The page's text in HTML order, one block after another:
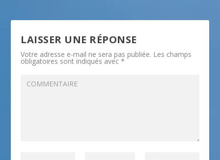
LAISSER UNE RÉPONSE
Votre adresse e-mail ne sera pas publiée. Les champs
obligatoires sont indiqués avec*